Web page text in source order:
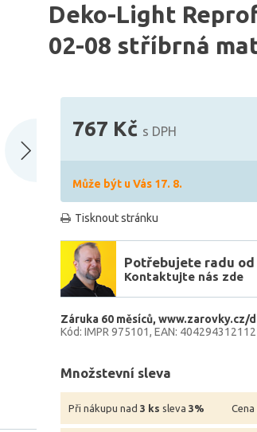
Deko-Light
02-08 stříbrná
767 Kč s DPH
Může být u Vás 17. 8.
Tisknout stránku
Potřebujete radu
Kontaktujte nás zde
Záruka 60 měsíců www.zarovky.cz/
Kód: IMPR 975101 EAN:
Množstevní sleva
Při nákupu nad 3 ks sleva 3%